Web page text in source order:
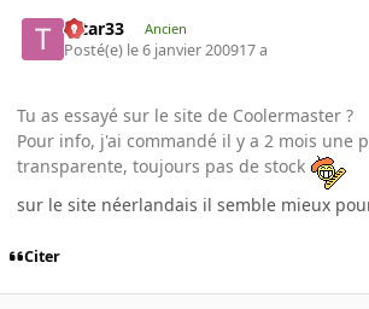
tatar33 Ancien
Posté(e) le 6 janvier 200917 a
Tu as essayé sur le site de Coolermaster ?
Pour info, j'ai commandé il y a 2 mois une
transparente, toujours pas de stock
sur le site néerlandais il semble mieux
Citer